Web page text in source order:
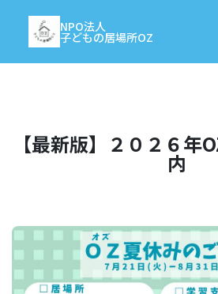
NPO法人
子どもの居場所OZ
【最新版】２０２６年
内